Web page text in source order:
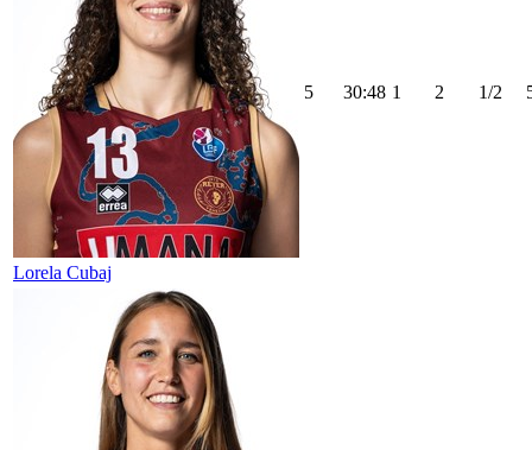
Lorela Cubaj
5 30:48 1 2 1/2